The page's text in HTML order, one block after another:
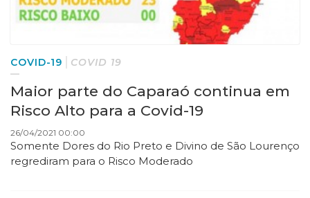
COVID-19 COVID 19
Maior parte do Caparaó continua em
Risco Alto para a Covid-19
26/04/2021 00:00
Somente Dores do Rio Preto e Divino de São Lourenço
regrediram para o Risco Moderado